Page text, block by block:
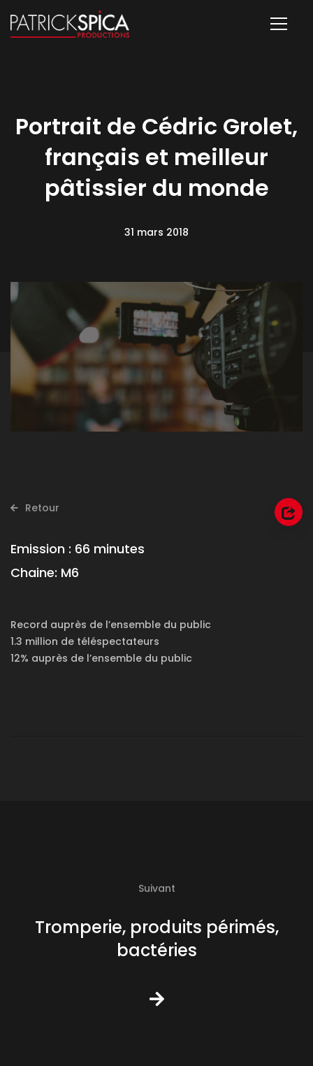
Portrait de Cédric Grolet,
français et meilleur
pâtissier du monde
31 mars 2018
Retour
Emission : 66 minutes
Chaine: M6
Record auprès de l’ensemble du public
1.3 million de téléspectateurs
12% auprès de l’ensemble du public
Suivant
Tromperie, produits périmés,
bactéries